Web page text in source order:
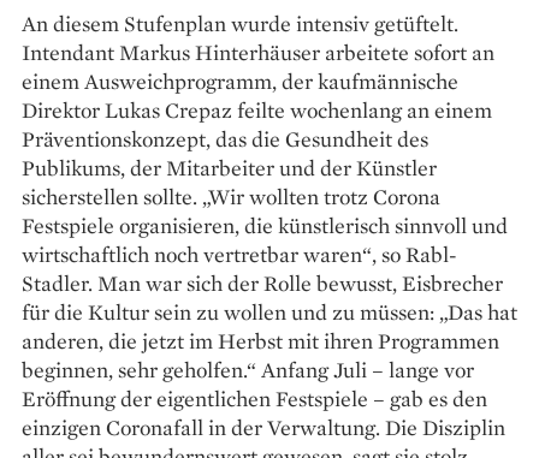
An diesem Stufenplan wurde intensiv getüftelt.
Intendant Markus Hinterhäuser arbeitete ­sofort an
einem Ausweichprogramm, der kaufmännische
Direktor Lukas Crepaz ­feilte ­wochenlang an einem
Präventionskonzept, das die Gesundheit des
Publikums, der Mitarbeiter und der ­Künstler
sicherstellen sollte. „Wir wollten trotz ­Corona
Festspiele organisieren, die künstlerisch sinnvoll und
wirtschaftlich noch vertretbar waren“, so Rabl-
Stadler. Man war sich der ­Rolle bewusst, Eisbrecher
für die Kultur sein zu wollen und zu müssen: „Das hat
anderen, die jetzt im Herbst mit ihren Programmen
beginnen, sehr geholfen.“ Anfang Juli – lange vor
Eröffnung der eigentlichen Festspiele – gab es den
einzigen Coro­nafall in der Verwaltung. Die Disziplin